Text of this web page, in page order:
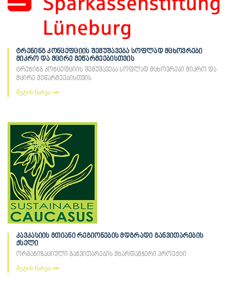
ტრენინგ კონცეფციის შემუშავება სოფლად მცხოვრები
მიკრო და მცირე მეწარმეებისთვის
ტრენინგ კონცეფციის შემუშავება სოფლად მცხოვრები მიკრო და
მცირე მეწარმეებისთვის
მეტის ნახვა
კავკასიის მთიანი რეგიონების მდგრადი განვითარების
ქსელი
ორგანიზაციული განვითარების მხარდამჭერი პროექტი
მეტის ნახვა